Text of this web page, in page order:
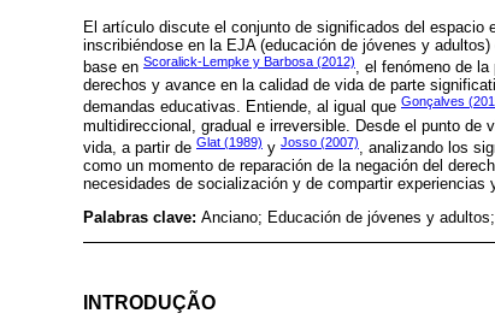
El artículo discute el conjunto de significados del
inscribiéndose en la EJA (educación de jóvenes y
base en Scoralick-Lempke y Barbosa (2012), el fenómeno de
derechos y avance en la calidad de vida de parte
demandas educativas. Entiende, al igual que Gonçalves
multidireccional, gradual e irreversible. Desde el punto
vida, a partir de Glat (1989) y Josso (2007), analizando los
como un momento de reparación de la negación del
necesidades de socialización y de compartir
Palabras clave: Anciano; Educación de jóvenes y
INTRODUÇÃO